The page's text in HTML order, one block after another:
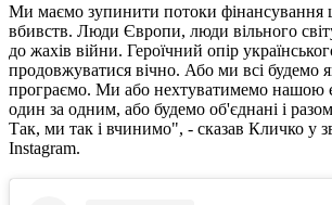
Ми маємо зупинити потоки фінансування
вбивств. Люди Європи, люди вільного
до жахів війни. Героїчний опір
продовжуватися вічно. Або ми всі будемо
програємо. Ми або нехтуватимемо нашою
один за одним, або будемо об'єднані і
Так, ми так і вчинимо", - сказав Кличко у
Instagram.